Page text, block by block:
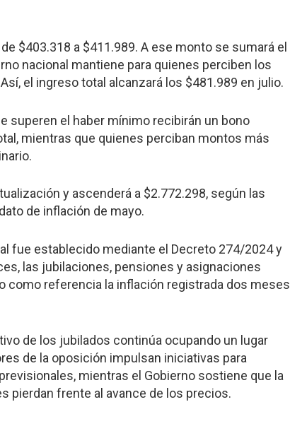
$403.318 a $411.989. A ese monto se sumará el
nacional mantiene para quienes perciben los
el ingreso total alcanzará los $481.989 en julio.
superen el haber mínimo recibirán un bono
mientras que quienes perciban montos más
y ascenderá a $2.772.298, según las
de inflación de mayo.
fue establecido mediante el Decreto 274/2024 y
las jubilaciones, pensiones y asignaciones
referencia la inflación registrada dos meses
de los jubilados continúa ocupando un lugar
de la oposición impulsan iniciativas para
mientras el Gobierno sostiene que la
pierdan frente al avance de los precios.